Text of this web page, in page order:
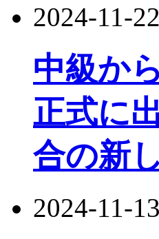
2024-11-22
中級か
正式に
合の新
2024-11-13